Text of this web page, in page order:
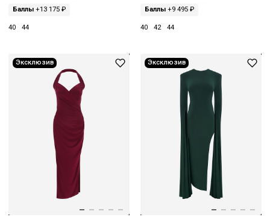
Баллы +13 175 ₽
40 44
Баллы+9 495 ₽
40 42 44
Эксклюзив Эксклюзив